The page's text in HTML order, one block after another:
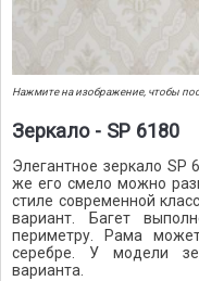
Нажмите на изображение, чтобы
Зеркало - SP 6180
Элегантное зеркало SP
же его смело можно
стиле современной
вариант. Багет
периметру. Рама
серебре. У модели
варианта.